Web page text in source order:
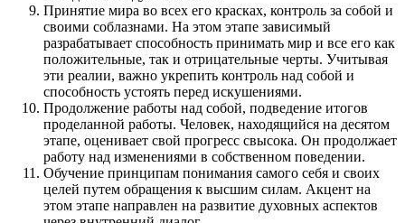
Принятие мира во всех его красках, контроль за собой и
своими соблазнами. На этом этапе зависимый
разрабатывает способность принимать мир и все его как
положительные, так и отрицательные черты. Учитывая
эти реалии, важно укрепить контроль над собой и
способность устоять перед искушениями.
Продолжение работы над собой, подведение итогов
проделанной работы. Человек, находящийся на десятом
этапе, оценивает свой прогресс свысока. Он продолжает
работу над изменениями в собственном поведении.
Обучение принципам понимания самого себя и своих
целей путем обращения к высшим силам. Акцент на
этом этапе направлен на развитие духовных аспектов